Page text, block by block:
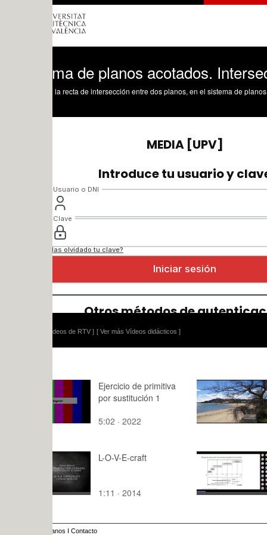
de planos acotados. Intersección
[ Ver más Vídeos didácticos ]
Ejercicio de primitiva
por sustitución 1
5:02 · 2022
Primer
Imagen 2
0:19 · 2015
L-O-V-E-craft
1:11 · 2014
AOSEP-
Ósmosis
(26/11/
95:54 ·